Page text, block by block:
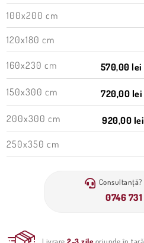
100x200 cm
120x180 cm
160x230 cm
570,00 lei
150x300 cm 720,00 lei
200x300 cm 920,00 lei
250x350 cm
0746